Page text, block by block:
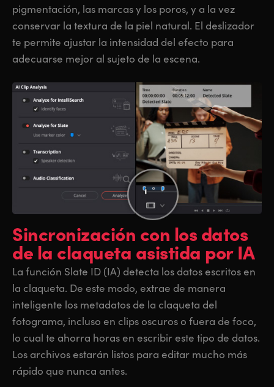
pigmentación, las marcas y los poros, y a la vez
conservar la textura de la piel natural. El deslizador
te permite ajustar la intensidad del efecto para
adecuarse mejor al sujeto de la escena.
Sincronización con los datos
de la claqueta asistida por IA
La función Slate ID (IA) detecta los datos escritos en
la claqueta. De este modo, extrae de manera
inteligente los metadatos de la claqueta del
fotograma, incluso en clips oscuros o fuera de foco,
lo cual te ahorra horas en escribir este tipo de datos.
Los archivos estarán listos para editar mucho más
rápido que nunca antes.